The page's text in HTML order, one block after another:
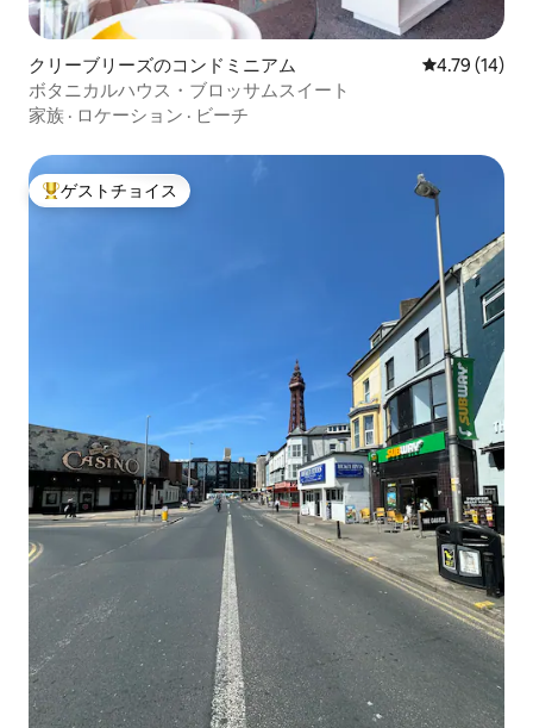
クリーブリーズのコンドミニアム レビュー14
4.79 (14)
ボタニカルハウス・ブロッサムスイート
家族 · ロケーション · ビーチ
大好評のゲストチョイスです。
ゲストチョイス